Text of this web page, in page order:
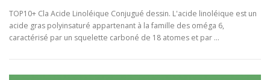
TOP10+ Cla Acide Linoléique Conjugué dessin. L'acide linoléique est un
acide gras polyinsaturé appartenant à la famille des oméga 6,
caractérisé par un squelette carboné de 18 atomes et par …